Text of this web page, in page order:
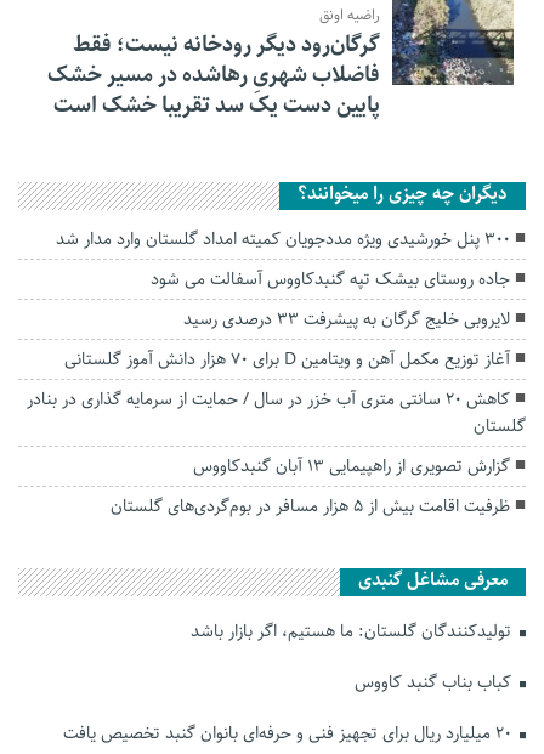
راضیه اونق
گرگان‌رود دیگر رودخانه نیست؛ فقط
فاضلاب شهریِ رهاشده در مسیر خشک
پایین دست یک سد تقریبا خشک است
دیگران چه چیزی را میخوانند؟
۳۰۰ پنل خورشیدی ویژه مددجویان کمیته امداد گلستان وارد مدار شد
جاده روستای بیشک تپه گنبدکاووس آسفالت می شود
لایروبی خلیج گرگان به پیشرفت ۳۳ درصدی رسید
آغاز توزیع مکمل آهن و ویتامین D برای ۷۰ هزار دانش آموز گلستانی
کاهش ۲۰ سانتی متری آب خزر در سال / حمایت از سرمایه گذاری در بنادر
گلستان
گزارش تصویری از راهپیمایی 13 آبان گنبدکاووس
ظرفیت اقامت بیش از ۵ هزار مسافر در بوم‌گردی‌های گلستان
معرفی مشاغل گنبدی
تولیدکنندگان گلستان: ما هستیم، اگر بازار باشد
کباب بناب گنبد کاووس